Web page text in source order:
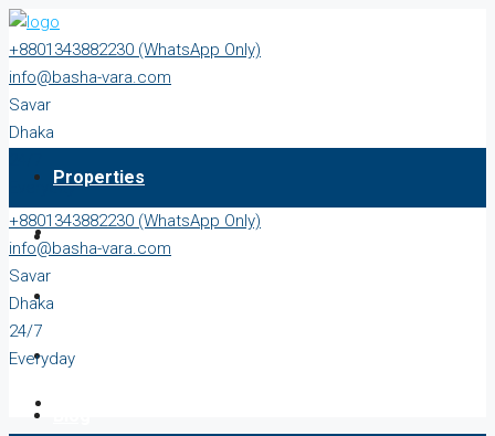
+8801343882230 (WhatsApp Only)
info@basha-vara.com
Savar
Dhaka
EverydayProperties
About
Start Earning
+8801343882230 (WhatsApp Only)
info@basha-vara.com
Savar
Dhaka
24/7
Everyday